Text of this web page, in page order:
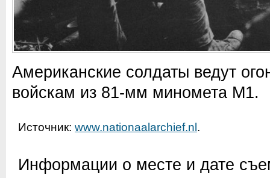
Американские солдаты ведут
войскам из 81-мм миномета М1.
Источник: www.nationaalarchief.nl .
Информации о месте и дате